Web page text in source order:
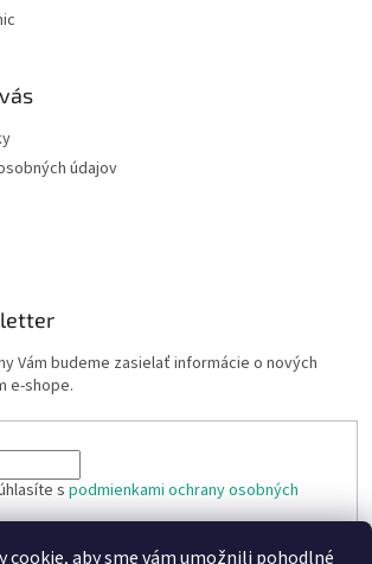
cookie, aby sme vám umožnili pohodlné
údajov
Vám budeme zasielať informácie o nových
e-shope.
s podmienkami ochrany osobných